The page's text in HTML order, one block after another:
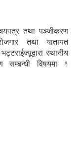
तथा पञ्जीकरण
तथा यातायत
स्थानीय
सम्बन्धी विषयमा १